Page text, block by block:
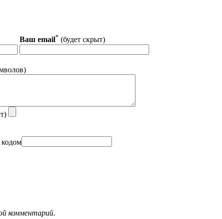
Ваш email* (будет скрыт)
комментарий.